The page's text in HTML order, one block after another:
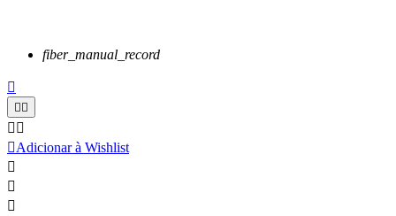
fiber_manual_record


 
Adicionar à Wishlist


